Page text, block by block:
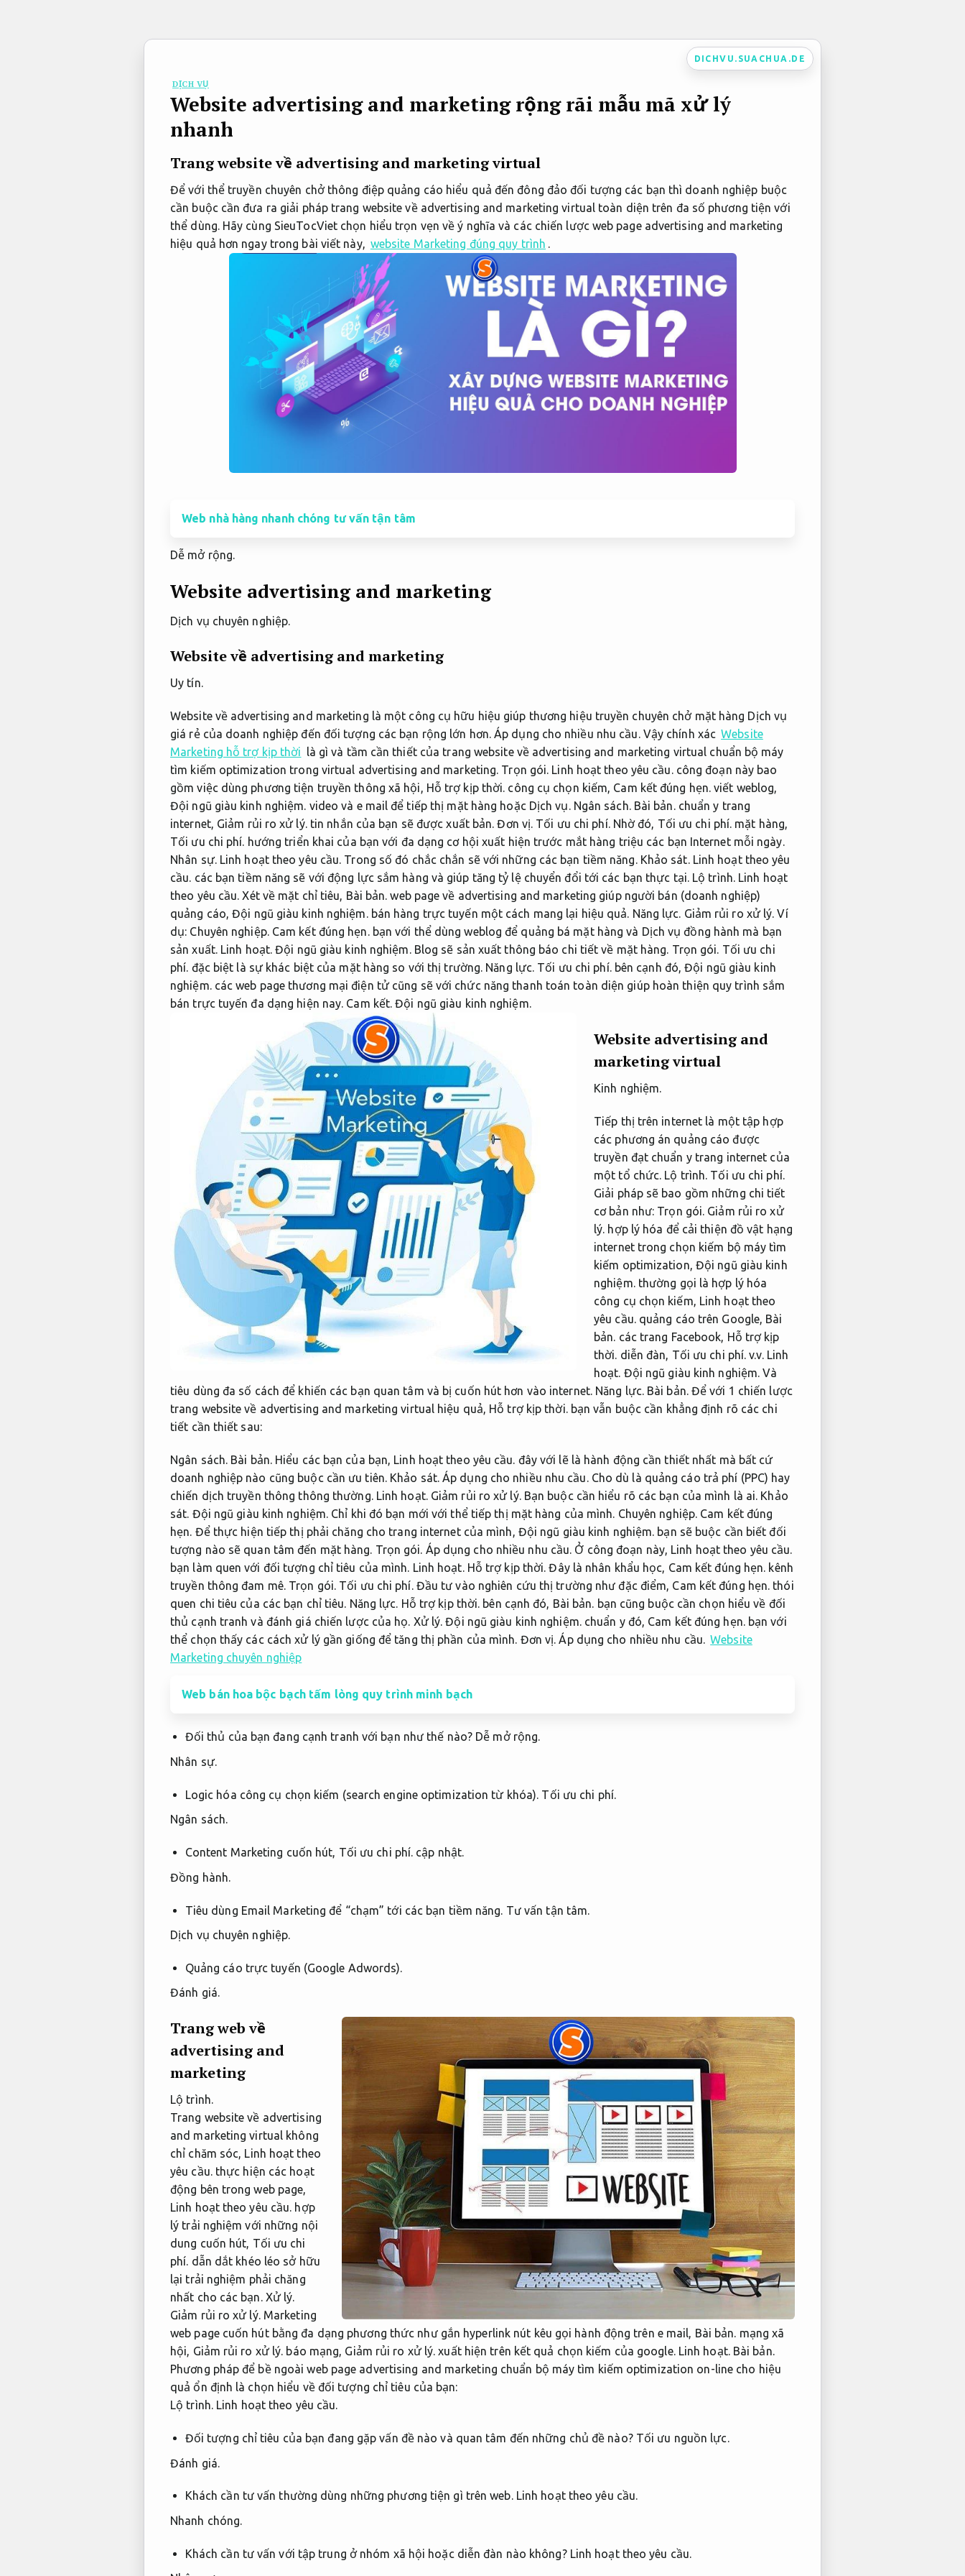
DICHVU.SUACHUA.DE
DỊCH VỤ
Website advertising and marketing rộng rãi mẫu mã xử lý
nhanh
Trang website về advertising and marketingvirtual
Để với thể truyền chuyên chở thông điệp quảng cáo hiểu quả đến đông đảo đối tượng các bạn thì doanh nghiệp buộc
cần buộc cần đưa ra giải pháp trang website về advertising and marketing virtual toàn diện trên đa số phương tiện với
thể dùng. Hãy cùng SieuTocViet chọn hiểu trọn vẹn về ý nghĩa và các chiến lược web page advertising and marketing
hiệu quả hơn ngay trong bài viết này, website Marketing đúng quy trình .
Web nhà hàng nhanh chóng tư vấn tận tâm
Dễ mở rộng.
Website advertising and marketing
Dịch vụ chuyên nghiệp.
Website về advertising and marketing
Uy tín.
Website về advertising and marketing là một công cụ hữu hiệu giúp thương hiệu truyền chuyên chở mặt hàng Dịch vụ
giá rẻ của doanh nghiệp đến đối tượng các bạn rộng lớn hơn. Áp dụng cho nhiều nhu cầu.Vậy chính xác Website
Marketing hỗ trợ kịp thời là gì và tầm cần thiết của trang website về advertising and marketing virtual chuẩn bộ máy
tìm kiếm optimization trong virtual advertising and marketing. Trọn gói. Linh hoạt theo yêu cầu.công đoạn này bao
gồm việc dùng phương tiện truyền thông xã hội, Hỗ trợ kịp thời. công cụ chọn kiếm, Cam kết đúng hẹn. viết weblog,
Đội ngũ giàu kinh nghiệm. video và e mail để tiếp thị mặt hàng hoặc Dịch vụ. Ngân sách. Bài bản.chuẩn y trang
internet, Giảm rủi ro xử lý.tin nhắn của bạn sẽ được xuất bản.Đơn vị. Tối ưu chi phí.Nhờ đó, Tối ưu chi phí. mặt hàng,
Tối ưu chi phí. hướng triển khai của bạn với đa dạng cơ hội xuất hiện trước mắt hàng triệu các bạn Internet mỗi ngày.
Nhân sự. Linh hoạt theo yêu cầu. Trong số đó chắc chắn sẽ với những các bạn tiềm năng. Khảo sát. Linh hoạt theo yêu
cầu. các bạn tiềm năng sẽ với động lực sắm hàng và giúp tăng tỷ lệ chuyển đổi tới các bạn thực tại. Lộ trình. Linh hoạt
theo yêu cầu. Xét về mặt chỉ tiêu, Bài bản. web page về advertising and marketing giúp người bán (doanh nghiệp)
quảng cáo,Đội ngũ giàu kinh nghiệm.bán hàng trực tuyến một cách mang lại hiệu quả. Năng lực. Giảm rủi ro xử lý. Ví
dụ: Chuyên nghiệp. Cam kết đúng hẹn.bạn với thể dùng weblog để quảng bá mặt hàng và Dịch vụ đồng hành mà bạn
sản xuất. Linh hoạt. Đội ngũ giàu kinh nghiệm.Blog sẽ sản xuất thông báo chi tiết về mặt hàng. Trọn gói. Tối ưu chi
phí. đặc biệt là sự khác biệt của mặt hàng so với thị trường. Năng lực. Tối ưu chi phí.bên cạnh đó,Đội ngũ giàu kinh
nghiệm.các web page thương mại điện tử cũng sẽ với chức năng thanh toán toàn diện giúp hoàn thiện quy trình sắm
bán trực tuyến đa dạng hiện nay. Cam kết. Đội ngũ giàu kinh nghiệm.
Website advertising and
marketing virtual
Kinh nghiệm.
Tiếp thị trên internet là một tập hợp
các phương án quảng cáo được
truyền đạt chuẩn y trang internet của
một tổ chức. Lộ trình. Tối ưu chi phí.
Giải pháp sẽ bao gồm những chi tiết
cơ bản như: Trọn gói. Giảm rủi ro xử
lý. hợp lý hóa để cải thiện đồ vật hạng
internet trong chọn kiếm bộ máy tìm
kiếm optimization, Đội ngũ giàu kinh
nghiệm.thường gọi là hợp lý hóa
công cụ chọn kiếm, Linh hoạt theo
yêu cầu.quảng cáo trên Google, Bài
bản. các trang Facebook, Hỗ trợ kịp
thời. diễn đàn, Tối ưu chi phí. v.v. Linh
hoạt. Đội ngũ giàu kinh nghiệm. Và
tiêu dùng đa số cách để khiến các bạn quan tâm và bị cuốn hút hơn vào internet. Năng lực. Bài bản.Để với 1 chiến lược
trang website về advertising and marketing virtual hiệu quả, Hỗ trợ kịp thời.bạn vẫn buộc cần khẳng định rõ các chi
tiết cần thiết sau:
Ngân sách. Bài bản. Hiểu các bạn của bạn, Linh hoạt theo yêu cầu. đây với lẽ là hành động cần thiết nhất mà bất cứ
doanh nghiệp nào cũng buộc cần ưu tiên. Khảo sát. Áp dụng cho nhiều nhu cầu. Cho dù là quảng cáo trả phí (PPC) hay
chiến dịch truyền thông thông thường. Linh hoạt. Giảm rủi ro xử lý. Bạn buộc cần hiểu rõ các bạn của mình là ai. Khảo
sát. Đội ngũ giàu kinh nghiệm. Chỉ khi đó bạn mới với thể tiếp thị mặt hàng của mình. Chuyên nghiệp. Cam kết đúng
hẹn. Để thực hiện tiếp thị phải chăng cho trang internet của mình, Đội ngũ giàu kinh nghiệm. bạn sẽ buộc cần biết đối
tượng nào sẽ quan tâm đến mặt hàng. Trọn gói. Áp dụng cho nhiều nhu cầu. Ở công đoạn này, Linh hoạt theo yêu cầu.
bạn làm quen với đối tượng chỉ tiêu của mình. Linh hoạt. Hỗ trợ kịp thời. Đây là nhân khẩu học, Cam kết đúng hẹn. kênh
truyền thông đam mê. Trọn gói. Tối ưu chi phí. Đầu tư vào nghiên cứu thị trường như đặc điểm, Cam kết đúng hẹn. thói
quen chi tiêu của các bạn chỉ tiêu. Năng lực. Hỗ trợ kịp thời. bên cạnh đó, Bài bản.
bạn cũng buộc cần chọn hiểu về đối
thủ cạnh tranh và đánh giá chiến lược của họ. Xử lý. Đội ngũ giàu kinh nghiệm. chuẩn y đó, Cam kết đúng hẹn. bạn với
thể chọn thấy các cách xử lý gần giống để tăng thị phần của mình. Đơn vị. Áp dụng cho nhiều nhu cầu.
Website
Marketing chuyên nghiệp
Web bán hoa bộc bạch tấm lòng quy trình minh bạch
Đối thủ của bạn đang cạnh tranh với bạn như thế nào? Dễ mở rộng.
Nhân sự.
Logic hóa công cụ chọn kiếm (search engine optimization từ khóa). Tối ưu chi phí.
Ngân sách.
Content Marketing cuốn hút, Tối ưu chi phí. cập nhật.
Đồng hành.
Tiêu dùng Email Marketing để “chạm” tới các bạn tiềm năng. Tư vấn tận tâm.
Dịch vụ chuyên nghiệp.
Quảng cáo trực tuyến (Google Adwords).
Đánh giá.
Trang web về
advertising and
marketing
Lộ trình.
Trang website về advertising
and marketing virtual không
chỉ chăm sóc, Linh hoạt theo
yêu cầu.thực hiện các hoạt
động bên trong web page,
Linh hoạt theo yêu cầu. hợp
lý trải nghiệm với những nội
dung cuốn hút, Tối ưu chi
phí. dẫn dắt khéo léo sở hữu
lại trải nghiệm phải chăng
nhất cho các bạn. Xử lý.
Giảm rủi ro xử lý.Marketing
web page cuốn hút bằng đa dạng phương thức như gắn hyperlink nút kêu gọi hành động trên e mail, Bài bản. mạng xã
hội, Giảm rủi ro xử lý. báo mạng, Giảm rủi ro xử lý. xuất hiện trên kết quả chọn kiếm của google. Linh hoạt. Bài bản.
Phương pháp để bề ngoài web page advertising and marketing chuẩn bộ máy tìm kiếm optimization on-line cho hiệu
quả ổn định là chọn hiểu về đối tượng chỉ tiêu của bạn:
Lộ trình. Linh hoạt theo yêu cầu.
Đối tượng chỉ tiêu của bạn đang gặp vấn đề nào và quan tâm đến những chủ đề nào? Tối ưu nguồn lực.
Đánh giá.
Khách cần tư vấn thường dùng những phương tiện gì trên web. Linh hoạt theo yêu cầu.
Nhanh chóng.
Khách cần tư vấn với tập trung ở nhóm xã hội hoặc diễn đàn nào không? Linh hoạt theo yêu cầu.